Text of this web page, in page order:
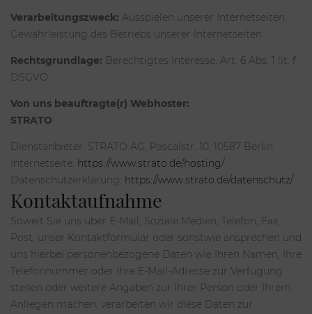
Verarbeitungszweck: Ausspielen unserer Internetseiten,
Gewährleistung des Betriebs unserer Internetseiten
Rechtsgrundlage: Berechtigtes Interesse, Art. 6 Abs. 1 lit. f
DSGVO
Von uns beauftragte(r) Webhoster:
STRATO
Dienstanbieter: STRATO AG, Pascalstr. 10, 10587 Berlin
Internetseite: https://www.strato.de/hosting/
Datenschutzerklärung: https://www.strato.de/datenschutz/
Kontaktaufnahme
Soweit Sie uns über E-Mail, Soziale Medien, Telefon, Fax,
Post, unser Kontaktformular oder sonstwie ansprechen und
uns hierbei personenbezogene Daten wie Ihren Namen, Ihre
Telefonnummer oder Ihre E-Mail-Adresse zur Verfügung
stellen oder weitere Angaben zur Ihrer Person oder Ihrem
Anliegen machen, verarbeiten wir diese Daten zur